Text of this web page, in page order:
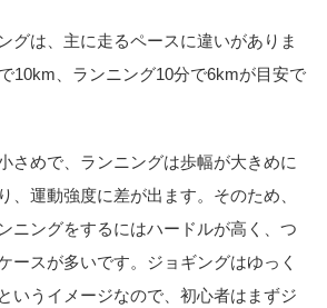
グは、主に走るペースに違いがありま
10km、ランニング10分で6kmが目安で
さめで、ランニングは歩幅が大きめに
、運動強度に差が出ます。そのため、
ニングをするにはハードルが高く、つ
ースが多いです。ジョギングはゆっく
いうイメージなので、初心者はまずジ